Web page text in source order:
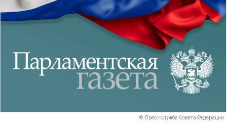
© Пресс-служба Совета Федерации